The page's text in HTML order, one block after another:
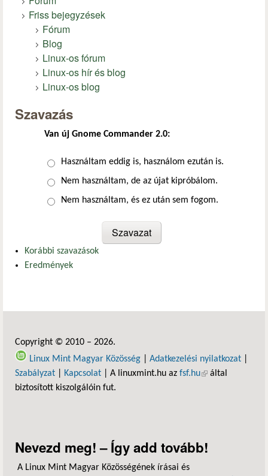
Friss bejegyzések
Fórum
Blog
Linux-os fórum
Linux-os hír és blog
Linux-os blog
Szavazás
Van új Gnome Commander 2.0:
Választások
Használtam eddig is, használom ezután is.
Nem használtam, de az újat kipróbálom.
Nem használtam, és ez után sem fogom.
Korábbi szavazások
Eredmények
Copyright © 2010 – 2026.
Linux Mint Magyar Közösség
Adatkezelési nyilatkozat
Szabályzat
Kapcsolat | A linuxmint.hu az fsf.hu(külső hivatkozás)
által
biztosított kiszolgálóin fut.
Nevezd meg! – Így add tovább!
A Linux Mint Magyar Közösségének írásai és